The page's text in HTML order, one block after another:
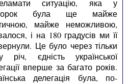
ситуацію, яка у
була ще майже
майже неможливою,
і на 180 градусів ми її
Це було через тільки
річ, єдність української
вперше за багато років.
делегація була, по-